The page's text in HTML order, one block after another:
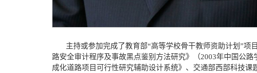
主持或参加完成了教育部“高等学校骨干教师资助计划”项
路安全审计程序及事故黑点鉴别方法研究》（2003年中国公
成化道路项目可行性研究辅助设计系统》、交通部西部科技